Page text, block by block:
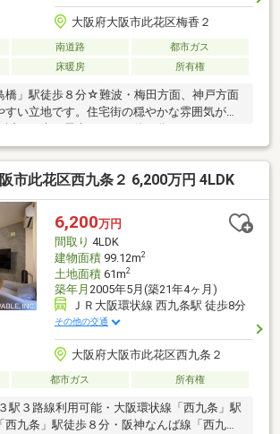
大阪府大阪市此花区梅香２
南道路
都市ガス
床暖房 所有権
橋」駅徒歩８分☆難波・梅田方面、神戸方面
い立地です。住宅街の穏やかな雰囲気があ
近く、車・電車どちらも使い分けやすいのが
連の店舗が周辺に揃っており便利な環境で
完備♪雨の日や荷物の多い日のお出かけも
超の家族団らんスペースは開放感がありま
♪収納としてはもちろん、居室としても使用
冬も温かく過ごせます☆
市此花区西九条２ 6,200万円 4LDK
6,200万円
間取り 4LDK
建物面積99.12m2
土地面積61m2
築年月 2005年5月(築21年4ヶ月)
ＪＲ大阪環状線 西九条駅 徒歩8分
その他の交通
大阪府大阪市此花区西九条２
都市ガス 所有権
路線利用可能・大阪環状線「西九条」駅
西九条」駅徒歩８分・阪神なんば線「西九